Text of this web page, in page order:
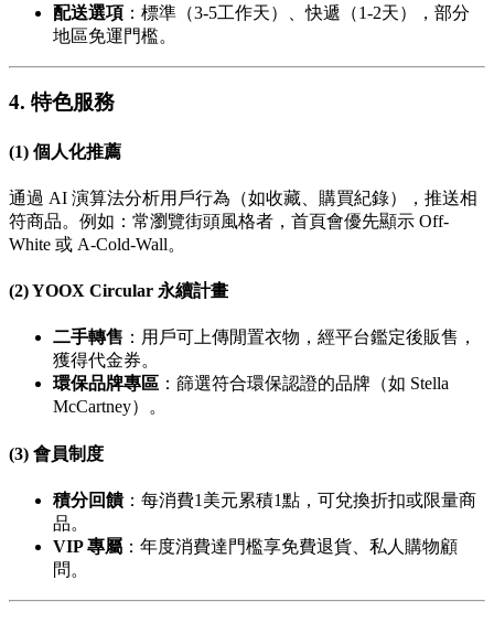
配送選項 ：標準（3-5工作天）、快遞（1-2天），部分
地區免運門檻。
4. 特色服務
(1) 個人化推薦
通過 AI 演算法分析用戶行為（如收藏、購買紀錄），推送相
符商品。例如：常瀏覽街頭風格者，首頁會優先顯示 Off-
White 或 A-Cold-Wall。
(2) YOOX Circular 永續計畫
二手轉售 ：用戶可上傳閒置衣物，經平台鑑定後販售，
獲得代金券。
環保品牌專區 ：篩選符合環保認證的品牌（如 Stella
McCartney）。
(3) 會員制度
積分回饋：每消費1美元累積1點，可兌換折扣或限量商
品。
VIP 專屬 ：年度消費達門檻享免費退貨、私人購物顧
問。